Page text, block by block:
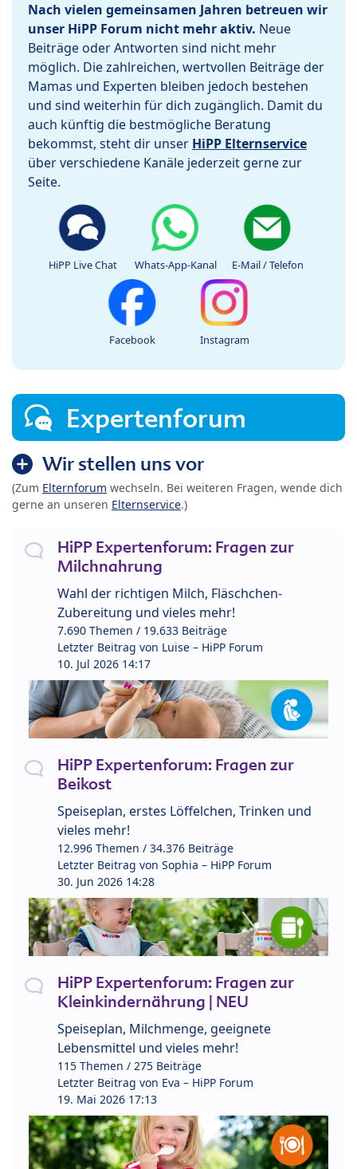
Nach vielen gemeinsamen Jahren betreuen wir
unser HiPP Forum nicht mehr aktiv. Neue
Beiträge oder Antworten sind nicht mehr
möglich. Die zahlreichen, wertvollen Beiträge der
Mamas und Experten bleiben jedoch bestehen
und sind weiterhin für dich zugänglich. Damit du
auch künftig die bestmögliche Beratung
bekommst, steht dir unser HiPP Elternservice
über verschiedene Kanäle jederzeit gerne zur
Seite.
HiPP Live Chat Whats-App-Kanal E-Mail / Telefon
Facebook Instagram
Expertenforum
Wir stellen uns vor
(Zum Elternforum wechseln. Bei weiteren Fragen, wende dich
gerne an unseren Elternservice.)
HiPP Expertenforum: Fragen zur
Milchnahrung
Wahl der richtigen Milch, Fläschchen-
Zubereitung und vieles mehr!
7.690 Themen / 19.633 Beiträge
Letzter Beitrag von Luise – HiPP Forum
10. Jul 2026 14:17
HiPP Expertenforum: Fragen zur
Beikost
Speiseplan, erstes Löffelchen, Trinken und
vieles mehr!
12.996 Themen / 34.376 Beiträge
Letzter Beitrag von Sophia – HiPP Forum
30. Jun 2026 14:28
HiPP Expertenforum: Fragen zur
Kleinkindernährung | NEU
Speiseplan, Milchmenge, geeignete
Lebensmittel und vieles mehr!
115 Themen / 275 Beiträge
Letzter Beitrag von Eva – HiPP Forum
19. Mai 2026 17:13